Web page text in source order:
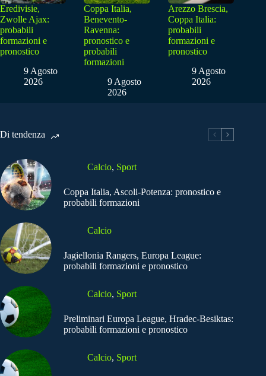
Eredivisie,
Zwolle Ajax:
probabili
formazioni e
pronostico
9 Agosto
2026
Coppa Italia,
Benevento-
Ravenna:
pronostico e
probabili
formazioni
9 Agosto
2026
Arezzo Brescia,
Coppa Italia:
probabili
formazioni e
pronostico
9 Agosto
2026
Di tendenza
Calcio, Sport
Coppa Italia, Ascoli-Potenza: pronostico e
probabili formazioni
Calcio
Jagiellonia Rangers, Europa League:
probabili formazioni e pronostico
Calcio, Sport
Preliminari Europa League, Hradec-Besiktas:
probabili formazioni e pronostico
Calcio, Sport